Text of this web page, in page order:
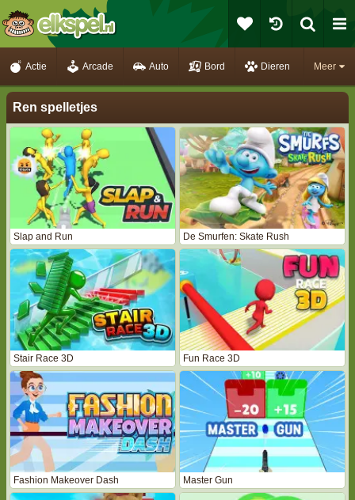
Meer
Actie Arcade Auto Bord Dieren
Ren spelletjes
Slap and Run De Smurfen: Skate Rush
Stair Race 3D Fun Race 3D
Fashion Makeover Dash Master Gun